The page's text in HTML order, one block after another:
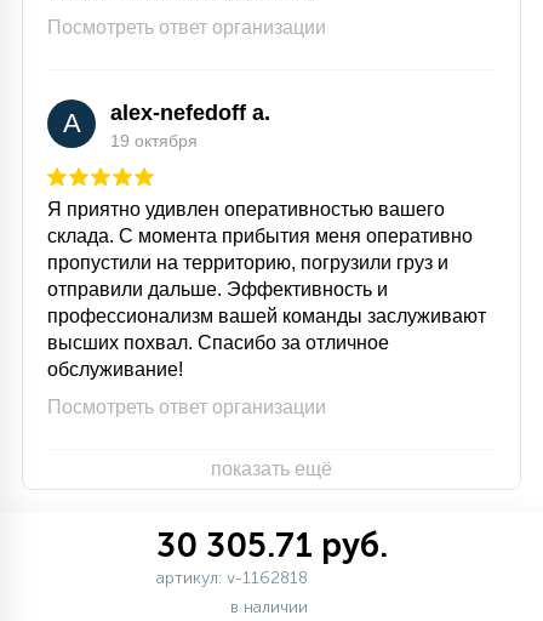
Посмотреть ответ организации
A alex-nefedoff a.
19 октября
Я приятно удивлен оперативностью вашего
склада. С момента прибытия меня оперативно
пропустили на территорию, погрузили груз и
отправили дальше. Эффективность и
профессионализм вашей команды заслуживают
высших похвал. Спасибо за отличное
обслуживание!
Посмотреть ответ организации
показать ещё
30 305.71 руб.
артикул: v-1162818
в наличии